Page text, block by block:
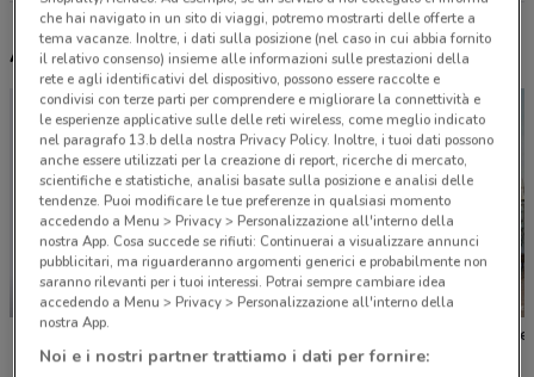
Altri volantini nelle vicinanze
NUOVO
KiK
che hai navigato in un sito di viaggi, potremo mostrarti delle offerte a
tema vacanze. Inoltre, i dati sulla posizione (nel caso in cui abbia fornito
il relativo consenso) insieme alle informazioni sulle prestazioni della
rete e agli identificativi del dispositivo, possono essere raccolte e
condivisi con terze parti per comprendere e migliorare la connettività e
le esperienze applicative sulle delle reti wireless, come meglio indicato
nel paragrafo 13.b della nostra Privacy Policy. Inoltre, i tuoi dati possono
anche essere utilizzati per la creazione di report, ricerche di mercato,
scientifiche e statistiche, analisi basate sulla posizione e analisi delle
tendenze. Puoi modificare le tue preferenze in qualsiasi momento
accedendo a Menu > Privacy > Personalizzazione all'interno della
nostra App. Cosa succede se rifiuti: Continuerai a visualizzare annunci
pubblicitari, ma riguarderanno argomenti generici e probabilmente non
saranno rilevanti per i tuoi interessi. Potrai sempre cambiare idea
accedendo a Menu > Privacy > Personalizzazione all'interno della
nostra App.
Noi e i nostri partner trattiamo i dati per fornire: